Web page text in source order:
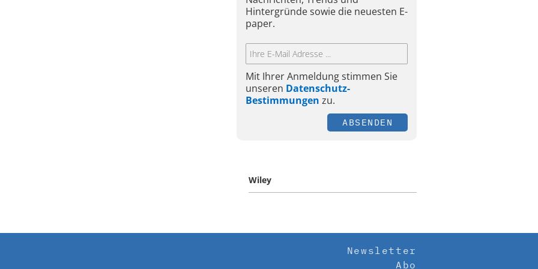
Hintergründe sowie die neuesten E-
paper.
Mit Ihrer Anmeldung stimmen Sie
unseren Datenschutz-
Bestimmungen zu.
ABSENDEN
Wiley
Newsletter
Abo